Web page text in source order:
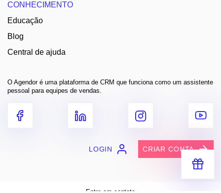
para você vender muito mais
CONHECIMENTO
Educação
Blog
Central de ajuda
O Agendor é uma plataforma de CRM que funciona como um assistente
pessoal para equipes de vendas.
LOGIN CRIAR CONTA